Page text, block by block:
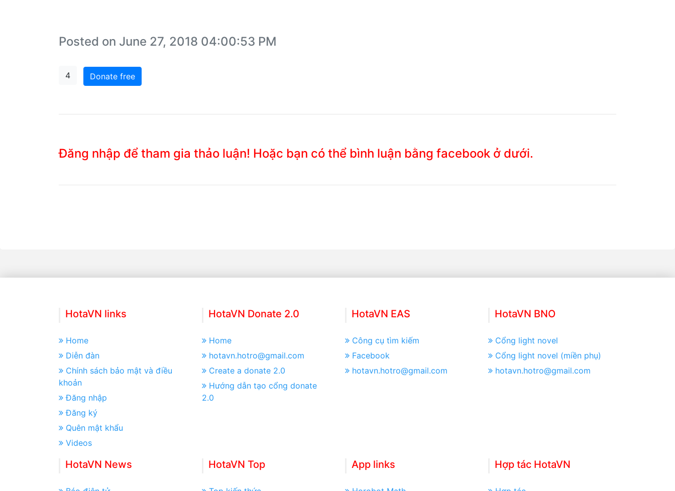
Posted on June 27, 2018 04:00:53 PM
4 Donate free
Đăng nhập để tham gia thảo luận! Hoặc bạn có thể bình luận bằng facebook ở dưới.
HotaVN links
Home
Diễn đàn
Chính sách bảo mật và điều
khoản
Đăng nhập
Đăng ký
Quên mật khẩu
Videos
HotaVN Donate 2.0
Home
hotavn.hotro@gmail.com
Create a donate 2.0
Hướng dẫn tạo cổng donate
2.0
HotaVN EAS
Công cụ tìm kiếm
Facebook
hotavn.hotro@gmail.com
HotaVN BNO
Cổng light novel
Cổng light novel (miền phụ)
hotavn.hotro@gmail.com
HotaVN News HotaVN Top App links Hợp tác HotaVN